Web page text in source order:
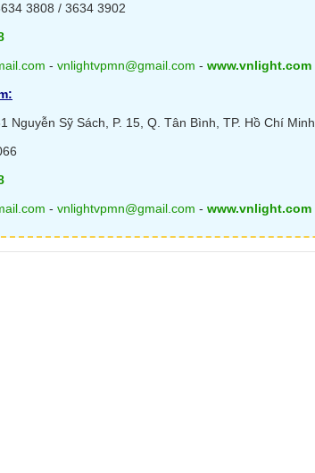
3808 / 3634 3902
- vnlightvpmn@gmail.com - www.vnlight.com
Nguyễn Sỹ Sách, P. 15, Q. Tân Bình, TP. Hồ Chí Minh
- vnlightvpmn@gmail.com - www.vnlight.com